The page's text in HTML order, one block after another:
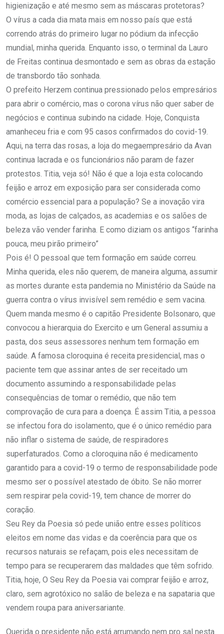
higienização e até mesmo sem as máscaras protetoras?
O vírus a cada dia mata mais em nosso país que está
correndo atrás do primeiro lugar no pódium da infecção
mundial, minha querida. Enquanto isso, o terminal da Lauro
de Freitas continua desmontado e sem as obras da estação
de transbordo tão sonhada.
O prefeito Herzem continua pressionado pelos empresários
para abrir o comércio, mas o corona vírus não quer saber de
negócios e continua subindo na cidade. Hoje, Conquista
amanheceu fria e com 95 casos confirmados do covid-19.
Aqui, na terra das rosas, a loja do megaempresário da Avan
continua lacrada e os funcionários não param de fazer
protestos. Titia, veja só! Não é que a loja esta colocando
feijão e arroz em exposição para ser considerada como
comércio essencial para a população? Se a inovação vira
moda, as lojas de calçados, as academias e os salões de
beleza vão vender farinha. E como diziam os antigos “farinha
pouca, meu pirão primeiro”
Pois é! O pessoal que tem formação em saúde correu.
Minha querida, eles não querem, de maneira alguma, assumir
as mortes durante esta pandemia no Ministério da Saúde na
guerra contra o vírus invisível sem remédio e sem vacina.
Quem manda mesmo é o capitão Presidente Bolsonaro, que
convocou a hierarquia do Exercito e um General assumiu a
pasta, dos seus assessores nenhum tem formação em
saúde. A famosa cloroquina é receita presidencial, mas o
paciente tem que assinar antes de ser receitado um
documento assumindo a responsabilidade pelas
consequências de tomar o remédio, que não tem
comprovação de cura para a doença. É assim Titia, a pessoa
se infectou fora do isolamento, que é o único remédio para
não inflar o sistema de saúde, de respiradores
superfaturados. Como a cloroquina não é medicamento
garantido para a covid-19 o termo de responsabilidade pode
mesmo ser o possível atestado de óbito. Se não morrer
sem respirar pela covid-19, tem chance de morrer do
coração.
Seu Rey da Poesia só pede união entre esses políticos
eleitos em nome das vidas e da coerência para que os
recursos naturais se refaçam, pois eles necessitam de
tempo para se recuperarem das maldades que têm sofrido.
Titia, hoje, O Seu Rey da Poesia vai comprar feijão e arroz,
claro, sem agrotóxico no salão de beleza e na sapataria que
vendem roupa para aniversariante.
Querida o presidente não está arrumando nem pro sal nesta